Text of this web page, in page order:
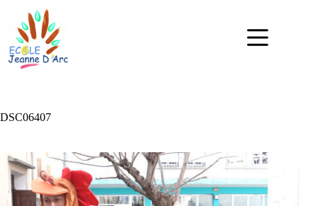
DSC06407